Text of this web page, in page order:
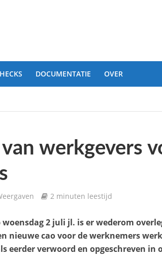
DOCUMENTATIE OVER
werkgevers
2 minuten leestijd
woensdag 2 juli jl. is er wederom
nieuwe cao voor de werknemers
eerder verwoord en opgeschreven in